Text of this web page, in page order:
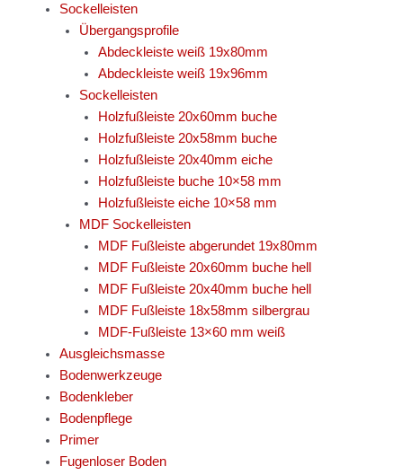
Sockelleisten
Übergangsprofile
Abdeckleiste weiß 19x80mm
Abdeckleiste weiß 19x96mm
Sockelleisten
Holzfußleiste 20x60mm buche
Holzfußleiste 20x58mm buche
Holzfußleiste 20x40mm eiche
Holzfußleiste buche 10×58 mm
Holzfußleiste eiche 10×58 mm
MDF Sockelleisten
MDF Fußleiste abgerundet 19x80mm
MDF Fußleiste 20x60mm buche hell
MDF Fußleiste 20x40mm buche hell
MDF Fußleiste 18x58mm silbergrau
MDF-Fußleiste 13×60 mm weiß
Ausgleichsmasse
Bodenwerkzeuge
Bodenkleber
Bodenpflege
Primer
Fugenloser Boden